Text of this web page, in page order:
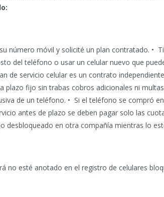
número móvil y solicité un plan contratado. •
del teléfono o usar un celular nuevo que
de servicio celular es un contrato
fijo sin trabas cobros adicionales ni
de un teléfono. • Si el teléfono se compró
antes de plazo se deben pagar solo las
desbloqueado en otra compañía mientras lo
no esté anotado en el registro de celulares